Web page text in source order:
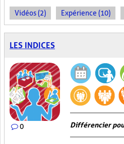
Vidéos (2) Expérience (10)
LES INDICES
0 Différencier